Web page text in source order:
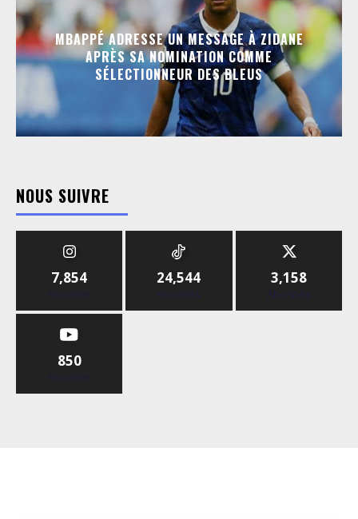
MBAPPÉ ADRESSE UN MESSAGE À ZIDANE
APRÈS SA NOMINATION COMME
SÉLECTIONNEUR DES BLEUS
NOUS SUIVRE
7,854
Abonnés
24,544
Abonnés
3,158
Abonnés
850
Abonnés